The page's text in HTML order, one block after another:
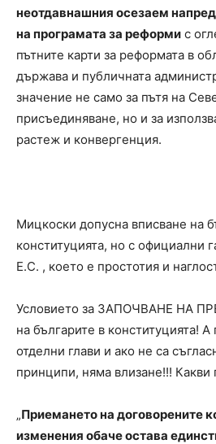
неотдавнашния осезаем
на програмата за реформи с
пътните карти за реформата в
държава и публичната
значение не само за пътя на
присъединяване, но и за
растеж и конвергенция.
Мицкоски допусна вписване на
конституцията, но с официални
Е.С. , което е простотия и
Условието за ЗАПОЧВАНЕ НА
на българите в конституцията! А
отделни глави и ако не са
принципи, няма влизане!!! Какви
„Приемането на договорените
изменения обаче остава